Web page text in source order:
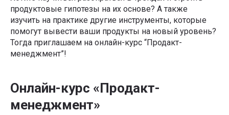
продуктовые гипотезы на их основе? А также
изучить на практике другие инструменты, которые
помогут вывести ваши продукты на новый уровень?
Тогда приглашаем на онлайн-курс “Продакт-
менеджмент”!
Онлайн-курс «Продакт-
менеджмент»